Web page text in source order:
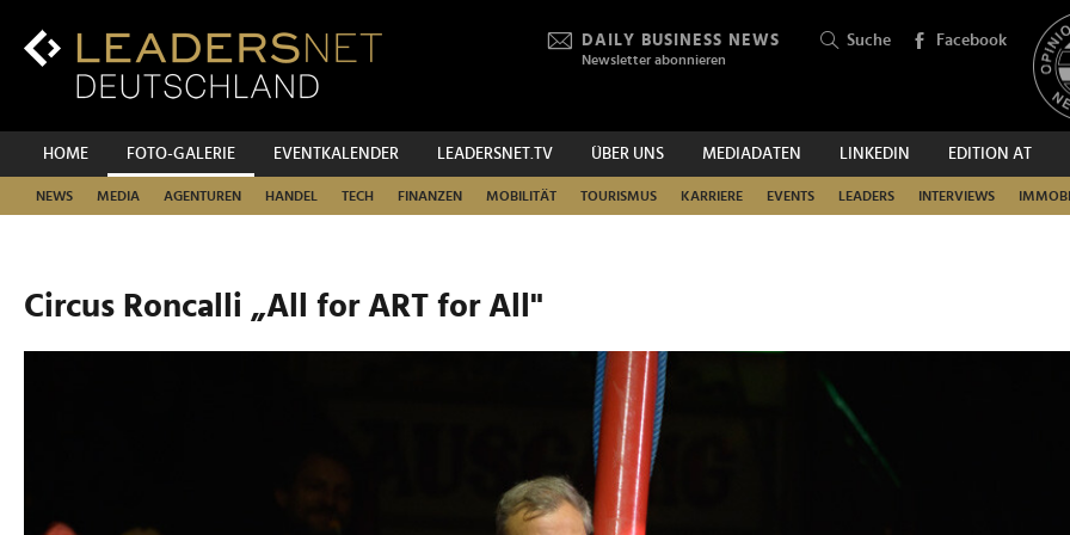
Inhalt
Hauptnavigation
DAILY BUSINESS NEWS
Newsletter abonnieren
Suche Facebook
HOME FOTO-GALERIE EVENTKALENDER LEADERSNET.TV ÜBER UNS MEDIADATEN LINKEDIN EDITION AT
NEWS MEDIA AGENTUREN HANDEL TECH FINANZEN MOBILITÄT TOURISMUS KARRIERE EVENTS LEADERS INTERVIEWS
SUCHEN
Circus Roncalli „All for ART for All"